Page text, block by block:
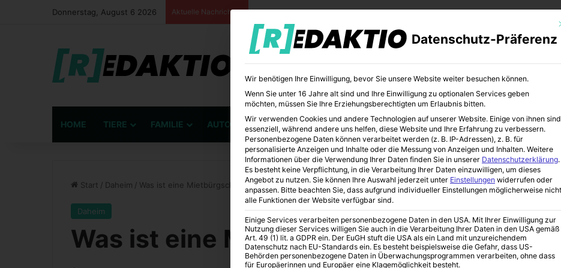
Donnerstag, August 6 2026 Aktuelle Nachrichten
HOME TIERE FAMILIE AUTO BÜCHER BILDUNG KUNST
Start / Daheim / Was ist eine Mietbürgschaft?
Daheim
Was ist eine Mietbürgschaft?
Datenschutz-Präferenz
Wir benötigen Ihre Einwilligung, bevor Sie unsere Website weiter besuchen können.
Wenn Sie unter 16 Jahre alt sind und Ihre Einwilligung zu optionalen Services geben
möchten, müssen Sie Ihre Erziehungsberechtigten um Erlaubnis bitten.
Wir verwenden Cookies und andere Technologien auf unserer Website. Einige von ihnen sind
essenziell, während andere uns helfen, diese Website und Ihre Erfahrung zu verbessern.
Personenbezogene Daten können verarbeitet werden (z. B. IP-Adressen), z. B. für
personalisierte Anzeigen und Inhalte oder die Messung von Anzeigen und Inhalten. Weitere
Informationen über die Verwendung Ihrer Daten finden Sie in unserer Datenschutzerklärung.
Es besteht keine Verpflichtung, in die Verarbeitung Ihrer Daten einzuwilligen, um dieses
Angebot zu nutzen. Sie können Ihre Auswahl jederzeit unter Einstellungen widerrufen oder
anpassen. Bitte beachten Sie, dass aufgrund individueller Einstellungen möglicherweise nicht
alle Funktionen der Website verfügbar sind.
Einige Services verarbeiten personenbezogene Daten in den USA. Mit Ihrer Einwilligung zur
Nutzung dieser Services willigen Sie auch in die Verarbeitung Ihrer Daten in den USA gemäß
Art. 49 (1) lit. a GDPR ein. Der EuGH stuft die USA als ein Land mit unzureichendem
Datenschutz nach EU-Standards ein. Es besteht beispielsweise die Gefahr, dass US-
Behörden personenbezogene Daten in Überwachungsprogrammen verarbeiten, ohne dass
für Europäerinnen und Europäer eine Klagemöglichkeit besteht.